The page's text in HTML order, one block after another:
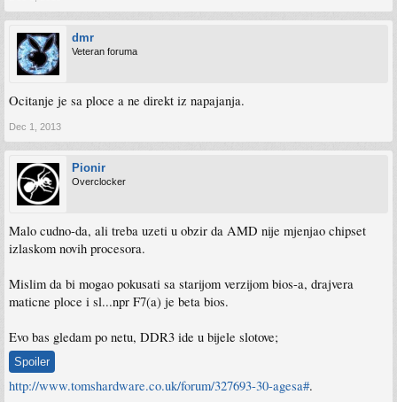
dmr
Veteran foruma
Ocitanje je sa ploce a ne direkt iz napajanja.
Dec 1, 2013
Pionir
Overclocker
Malo cudno-da, ali treba uzeti u obzir da AMD nije mjenjao chipset
izlaskom novih procesora.
Mislim da bi mogao pokusati sa starijom verzijom bios-a, drajvera
maticne ploce i sl...npr F7(a) je beta bios.
Evo bas gledam po netu, DDR3 ide u bijele slotove;
Spoiler
http://www.tomshardware.co.uk/forum/327693-30-agesa#.